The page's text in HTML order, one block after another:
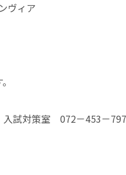
ヴィア
試対策室 072－453－